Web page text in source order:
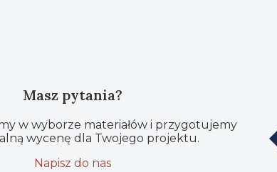
Masz pytania?
w wyborze materiałów i przygotujemy
wycenę dla Twojego projektu.
Napisz do nas